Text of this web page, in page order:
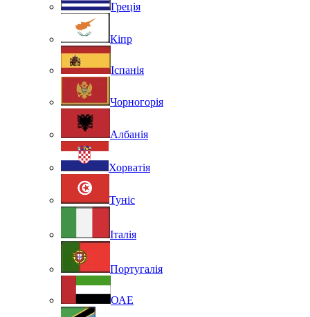
Греція
Кіпр
Іспанія
Чорногорія
Албанія
Хорватія
Туніс
Італія
Португалія
ОАЕ